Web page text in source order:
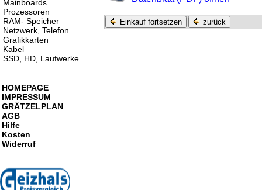
Einkauf fortsetzen zurück
Mainboards
Prozessoren
RAM- Speicher
Netzwerk, Telefon
Grafikkarten
Kabel
SSD, HD, Laufwerke
HOMEPAGE
IMPRESSUM
GRÄTZELPLAN
AGB
Hilfe
Kosten
Widerruf